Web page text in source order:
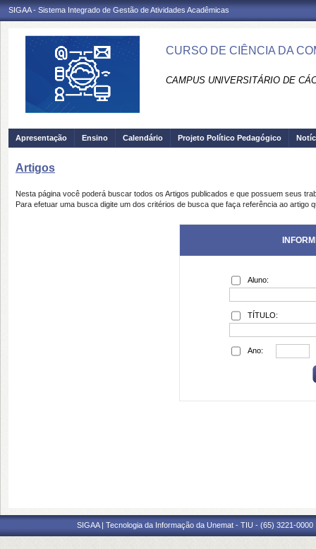
SIGAA - Sistema Integrado de Gestão de Atividades Acadêmicas
CURSO DE CIÊNCIA DA
CAMPUS UNIVERSITÁRIO DE
Apresentação Ensino Calendário Projeto Político Pedagógico
Artigos
Nesta página você poderá buscar todos os Artigos publicados e que possuem seus
Para efetuar uma busca digite um dos critérios de busca que faça referência ao artigo
Aluno:
TÍTULO:
Ano:
SIGAA | Tecnologia da Informação da Unemat - TIU - (65) 3221-